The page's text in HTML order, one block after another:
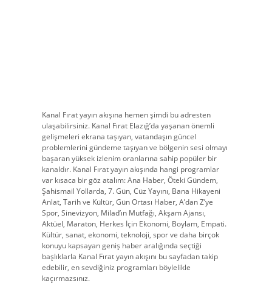
Kanal Fırat yayın akışına hemen şimdi bu adresten
ulaşabilirsiniz. Kanal Fırat Elazığ’da yaşanan önemli
gelişmeleri ekrana taşıyan, vatandaşın güncel
problemlerini gündeme taşıyan ve bölgenin sesi olmayı
başaran yüksek izlenim oranlarına sahip popüler bir
kanaldır. Kanal Fırat yayın akışında hangi programlar
var kısaca bir göz atalım: Ana Haber, Öteki Gündem,
Şahismail Yollarda, 7. Gün, Cüz Yayını, Bana Hikayeni
Anlat, Tarih ve Kültür, Gün Ortası Haber, A’dan Z’ye
Spor, Sinevizyon, Milad’ın Mutfağı, Akşam Ajansı,
Aktüel, Maraton, Herkes İçin Ekonomi, Boylam, Empati.
Kültür, sanat, ekonomi, teknoloji, spor ve daha birçok
konuyu kapsayan geniş haber aralığında seçtiği
başlıklarla Kanal Fırat yayın akışını bu sayfadan takip
edebilir, en sevdiğiniz programları böylelikle
kaçırmazsınız.